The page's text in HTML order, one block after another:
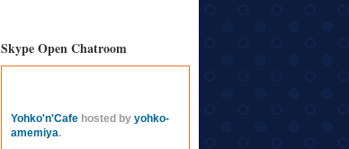
Skype Open Chatroom
Yohko'n'Cafe hosted by yohko-
amemiya.